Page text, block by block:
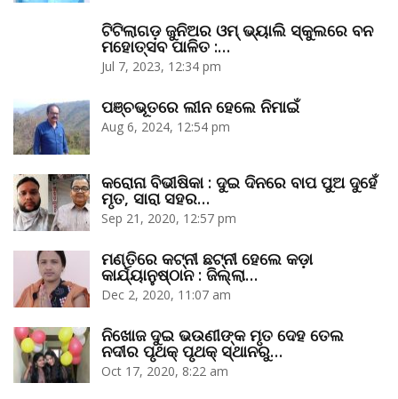
ଟିଟିଲାଗଡ଼ ଜୁନିଅର ଓମ୍‌ ଭ୍ୟାଲି ସ୍କୁଲରେ ବନ
ମହୋତ୍ସବ ପାଳିତ :…
Jul 7, 2023, 12:34 pm
ପଞ୍ଚଭୂତରେ ଲୀନ ହେଲେ ନିମାଇଁ
Aug 6, 2024, 12:54 pm
କରୋନା ବିଭୀଷିକା : ଦୁଇ ଦିନରେ ବାପ ପୁଅ ଦୁହେଁ
ମୃତ, ସାରା ସହର…
Sep 21, 2020, 12:57 pm
ମଣ୍ତିରେ କଟ୍‌ନୀ ଛଟ୍‌ନୀ ହେଲେ କଡ଼ା
କାର୍ଯ୍ୟାନୁଷ୍ଠାନ : ଜିଲ୍ଲା…
Dec 2, 2020, 11:07 am
ନିଖୋଜ ଦୁଇ ଭଉଣୀଙ୍କ ମୃତ ଦେହ ତେଲ
ନଦୀର ପୃଥକ୍‌ ପୃଥକ୍‌ ସ୍ଥାନରୁ…
Oct 17, 2020, 8:22 am